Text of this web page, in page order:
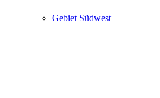
Gebiet Südwest